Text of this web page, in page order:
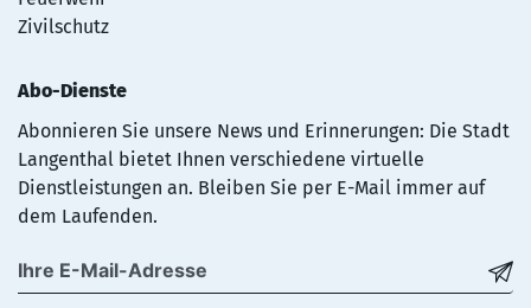
Zivilschutz
Abo-Dienste
Abonnieren Sie unsere News und Erinnerungen: Die Stadt
Langenthal bietet Ihnen verschiedene virtuelle
Dienstleistungen an. Bleiben Sie per E-Mail immer auf
dem Laufenden.